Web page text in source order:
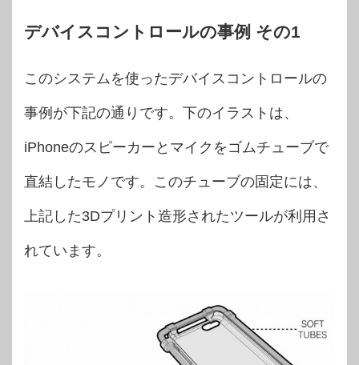
デバイスコントロールの事例 その1
このシステムを使ったデバイスコントロールの
事例が下記の通りです。下のイラストは、
iPhoneのスピーカーとマイクをゴムチューブで
直結したモノです。このチューブの固定には、
上記した3Dプリント造形されたツールが利用さ
れています。